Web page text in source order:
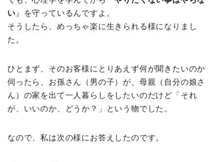
い 』を守っているんですよ。
そうしたら、めっちゃ楽に生きられる様になりまし
た。
ひとまず、そのお客様にとりあえず何が聞きたいのか
伺ったら、お孫さん（男の子）が、母親（自分の娘さ
ん）の家を出て一人暮らしをしたいのだけど「それ
が、いいのか、どうか？」という物でした。
なので、私は次の様にお答えしたのです。